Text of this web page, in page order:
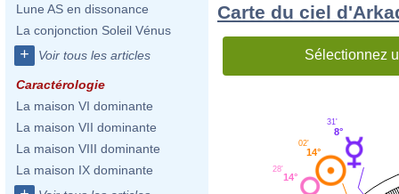
Lune AS en dissonance
La conjonction Soleil Vénus
+ Voir tous les articles
Caractérologie
La maison VI dominante
La maison VII dominante
La maison VIII dominante
La maison IX dominante
Carte du ciel
Sélectionnez
8°
31'
14°
02'
14°
28'